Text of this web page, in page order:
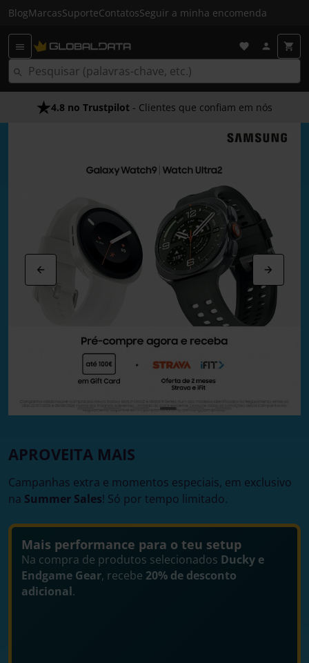
BlogMarcasSuporteContatosSeguir a minha encomenda
Envio Gratuito em 24 HRS- Acima dos 50€
4.8 no Trustpilot - Clientes que confiam em nós
APROVEITA MAIS
Campanhas extra e momentos especiais, em exclusivo
na Summer Sales! Só por tempo limitado.
Mais performance para o teu setup
Na compra de produtos selecionados Ducky e
Endgame Gear, recebe 20% de desconto
adicional.